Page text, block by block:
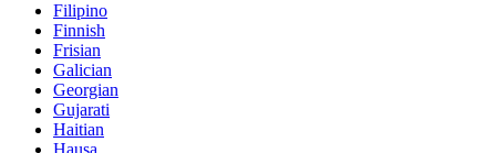
Filipino
Finnish
Frisian
Galician
Georgian
Gujarati
Haitian
Hausa